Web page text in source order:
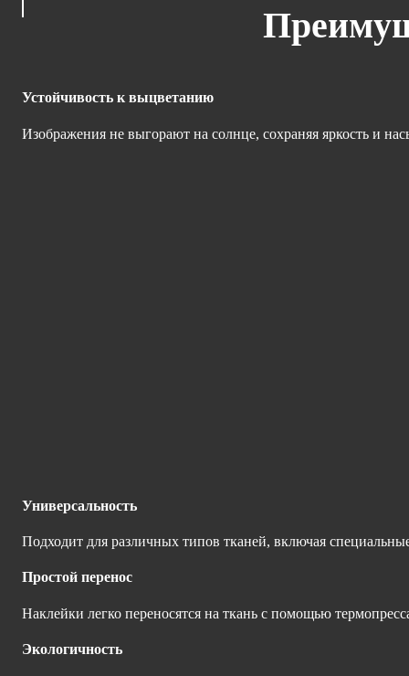
Устойчивость к выцветанию
Изображения не выгорают на солнце, сохраняя яркость и
Универсальность
Подходит для различных типов тканей, включая
Простой перенос
Наклейки легко переносятся на ткань с помощью
Экологичность